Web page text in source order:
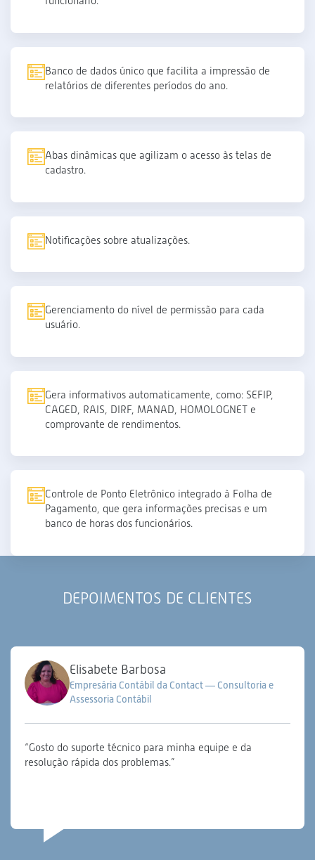
Banco de dados único que facilita a impressão de
relatórios de diferentes períodos do ano.
Abas dinâmicas que agilizam o acesso às telas de
cadastro.
Notificações sobre atualizações.
Gerenciamento do nível de permissão para cada
usuário.
Gera informativos automaticamente, como: SEFIP,
CAGED, RAIS, DIRF, MANAD, HOMOLOGNET e
comprovante de rendimentos.
Controle de Ponto Eletrônico integrado à Folha de
Pagamento, que gera informações precisas e um
banco de horas dos funcionários.
DEPOIMENTOS DE CLIENTES
Elisabete Barbosa
Empresária Contábil da Contact — Consultoria e
Assessoria Contábil
“Gosto do suporte técnico para minha equipe e da
resolução rápida dos problemas.”